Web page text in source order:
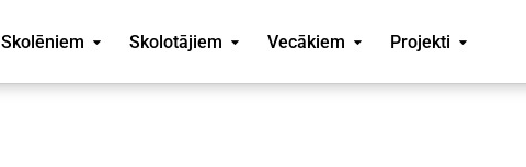
Skolēniem Skolotājiem Vecākiem Projekti